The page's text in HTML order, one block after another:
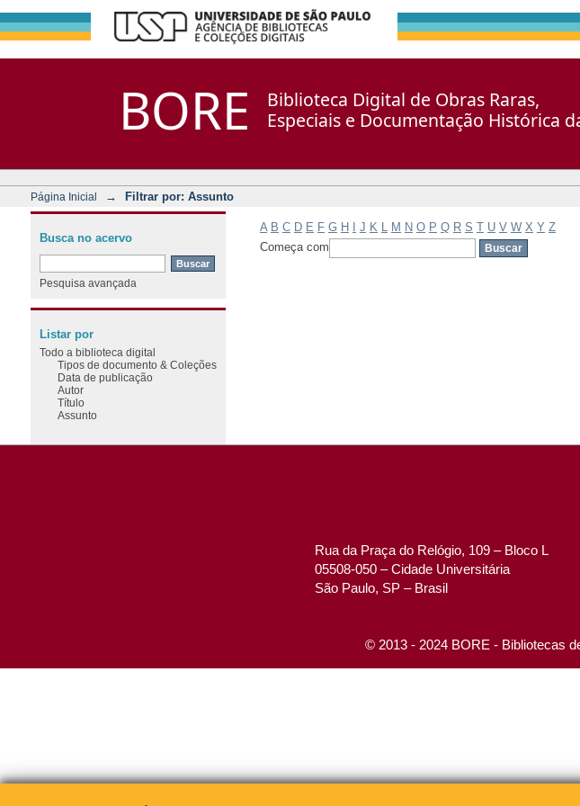
BORE
Biblioteca Digital de Obras Raras,
Especiais e Documentação Histórica
Página Inicial → Filtrar por: Assunto
A B C D E F G H J K M N O P Q R S T U V W X Y Z
Começa com
Busca no acervo
Pesquisa avançada
Listar por
Todo a biblioteca digital
Tipos de documento & Coleções
Data de publicação
Autor
Título
Assunto
Rua da Praça do Relógio, 109 – Bloco L
05508-050 – Cidade Universitária
São Paulo, SP – Brasil
© 2013 - 2024 BORE - Bibliotecas